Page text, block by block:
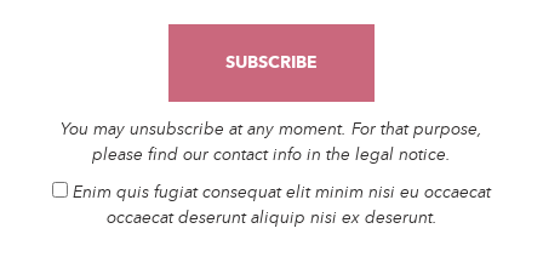
You may unsubscribe at any moment. For that purpose,
please find our contact info in the legal notice.
Enim quis fugiat consequat elit minim nisi eu occaecat
occaecat deserunt aliquip nisi ex deserunt.